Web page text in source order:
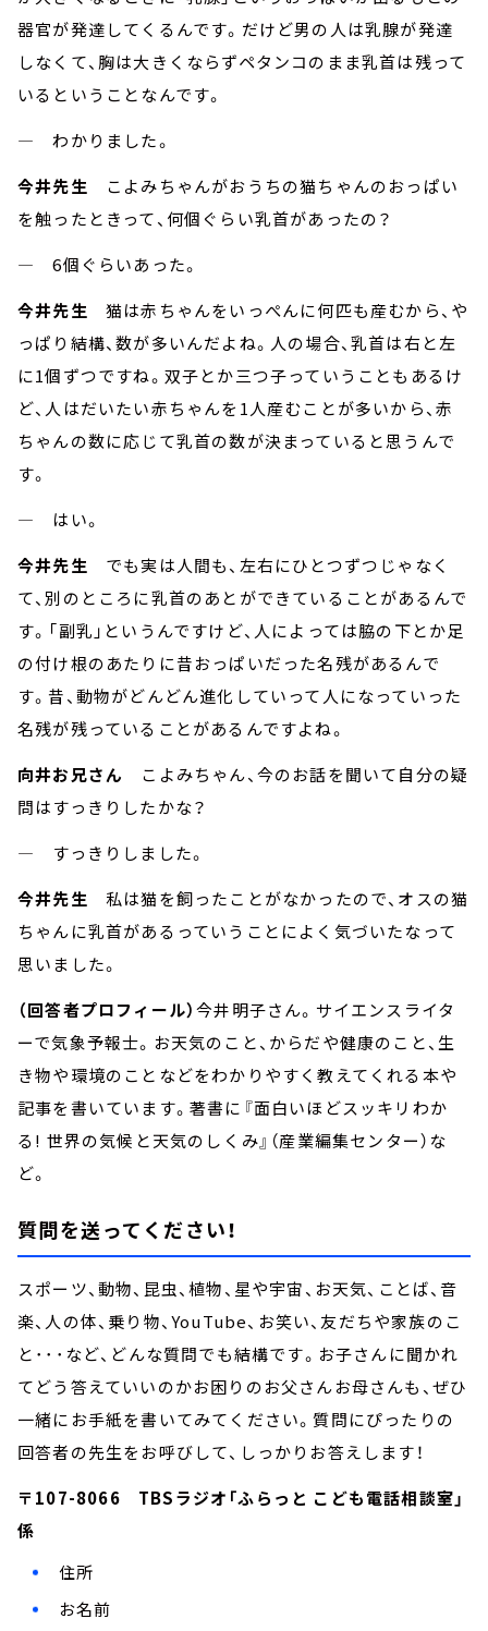
器官が発達してくるんです。だけど男の人は乳腺が発達
しなくて、胸は大きくならずペタンコのまま乳首は残って
いるということなんです。
― わかりました。
今井先生 こよみちゃんがおうちの猫ちゃんのおっぱい
を触ったときって、何個ぐらい乳首があったの？
― 6個ぐらいあった。
今井先生 猫は赤ちゃんをいっぺんに何匹も産むから、や
っぱり結構、数が多いんだよね。人の場合、乳首は右と左
に1個ずつですね。双子とか三つ子っていうこともあるけ
ど、人はだいたい赤ちゃんを1人産むことが多いから、赤
ちゃんの数に応じて乳首の数が決まっていると思うんで
す。
― はい。
今井先生 でも実は人間も、左右にひとつずつじゃなく
て、別のところに乳首のあとができていることがあるんで
す。「副乳」というんですけど、人によっては脇の下とか足
の付け根のあたりに昔おっぱいだった名残があるんで
す。昔、動物がどんどん進化していって人になっていった
名残が残っていることがあるんですよね。
向井お兄さん
こよみちゃん、今のお話を聞いて自分の疑
問はすっきりしたかな？
― すっきりしました。
今井先生 私は猫を飼ったことがなかったので、オスの猫
ちゃんに乳首があるっていうことによく気づいたなって
思いました。
（回答者プロフィール）今井明子さん。サイエンスライタ
ーで気象予報士。お天気のこと、からだや健康のこと、生
き物や環境のことなどをわかりやすく教えてくれる本や
記事を書いています。著書に『面白いほどスッキリわか
る! 世界の気候と天気のしくみ』（産業編集センター）な
ど。
質問を送ってください！
スポーツ、動物、昆虫、植物、星や宇宙、お天気、ことば、音
楽、人の体、乗り物、YouTube、お笑い、友だちや家族のこ
と･･･など、どんな質問でも結構です。お子さんに聞かれ
てどう答えていいのかお困りのお父さんお母さんも、ぜひ
一緒にお手紙を書いてみてください。質問にぴったりの
回答者の先生をお呼びして、しっかりお答えします！
〒107-8066 TBSラジオ「ふらっと こども電話相談室」
係
住所
お名前